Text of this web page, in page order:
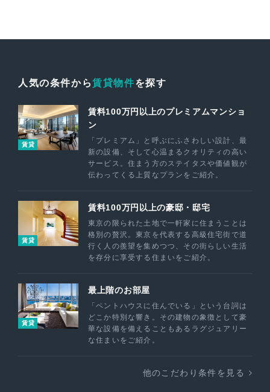
人気の条件から賃貸物件を探す
賃貸
賃料100万円以上のプレミアムマンショ
ン
「プレミアム」と呼ぶにふさわしい設計、最
新の設備、そして心温まるクオリティの高い
サービス。住まう方のステイタスや価値観が
伝わってくる上質なプランをご紹介。
賃貸
賃料100万円以上の豪邸・邸宅
東京の限られた土地で一軒家に住まうことは
格別の贅沢。東京を代表する高級住宅街で道
行く人の羨望を集めつつ、その街らしい生活
を存分に享受する住まいをご紹介。
賃貸
最上階のお部屋
「ペントハウスに住んでいる」という台詞は
どこか特別な響き。その建物の象徴として豪
華な設備を備えることもあるラグジュアリー
な住まいをご紹介。
他のこだわり条件を見る